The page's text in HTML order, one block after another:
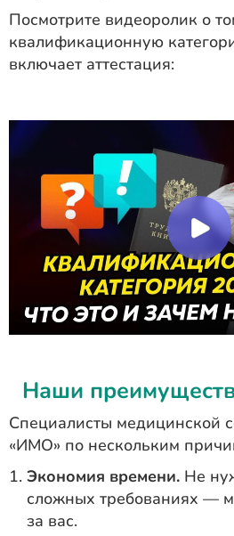
Посмотрите видеоролик о
квалификационную
включает аттестация:
Наши
Специалисты медицинской
«ИМО» по нескольким
Экономия времени. Не
сложных требованиях —
за вас.